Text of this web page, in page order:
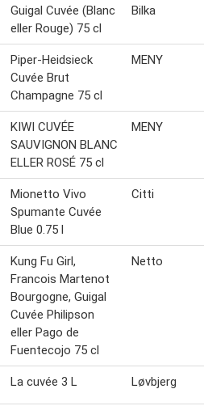
Guigal Cuvée (Blanc
eller Rouge) 75 cl
Bilka
Piper-Heidsieck
Cuvée Brut
Champagne 75 cl
MENY
KIWI CUVÉE
SAUVIGNON BLANC
ELLER ROSÉ 75 cl
MENY
Mionetto Vivo
Spumante Cuvée
Blue 0.75 l
Citti
Kung Fu Girl,
Francois Martenot
Bourgogne, Guigal
Cuvée Philipson
eller Pago de
Fuentecojo 75 cl
Netto
La cuvée 3 L Løvbjerg